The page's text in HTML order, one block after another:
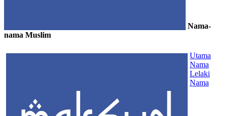
Nama-
nama Muslim
Utama
Nama
Lelaki
Nama